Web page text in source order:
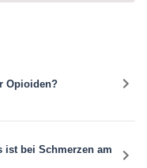
Opioiden?
ist bei Schmerzen am